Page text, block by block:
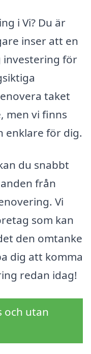
i Vi? Du är
inser att en
investering för
taket
men vi finns
enklare för dig.
du snabbt
från
Vi
som kan
den omtanke
dig att komma
redan idag!
och utan